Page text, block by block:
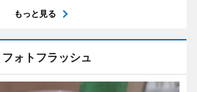
もっと見る
フォトフラッシュ